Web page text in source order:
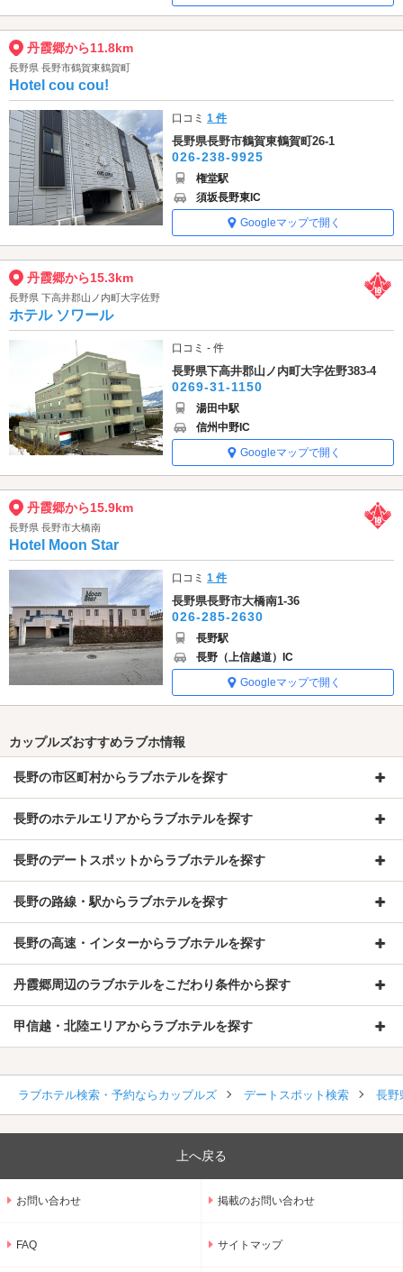
丹霞郷から11.8km
長野県 長野市鶴賀東鶴賀町
Hotel cou cou!
口コミ1 件
長野県長野市鶴賀東鶴賀町26-1
026-238-9925
権堂駅
須坂長野東IC
Googleマップで開く
丹霞郷から15.3km
長野県 下高井郡山ノ内町大字佐野
ホテル ソワール
口コミ - 件
長野県下高井郡山ノ内町大字佐野383-4
0269-31-1150
湯田中駅
信州中野IC
Googleマップで開く
丹霞郷から15.9km
長野県 長野市大橋南
Hotel Moon Star
口コミ1 件
長野県長野市大橋南1-36
026-285-2630
長野駅
長野（上信越道）IC
Googleマップで開く
カップルズおすすめラブホ情報
長野の市区町村からラブホテルを探す
長野のホテルエリアからラブホテルを探す
長野のデートスポットからラブホテルを探す
長野の路線・駅からラブホテルを探す
長野の高速・インターからラブホテルを探す
丹霞郷周辺のラブホテルをこだわり条件から探す
甲信越・北陸エリアからラブホテルを探す
ラブホテル検索・予約ならカップルズ デートスポット検索 長野
上へ戻る
お問い合わせ 掲載のお問い合わせ
FAQ サイトマップ